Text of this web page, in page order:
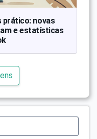
prático: novas
e estatísticas